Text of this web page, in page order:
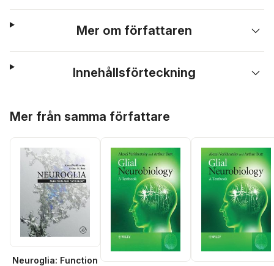
Mer om författaren
Innehållsförteckning
Mer från samma författare
Neuroglia: Function